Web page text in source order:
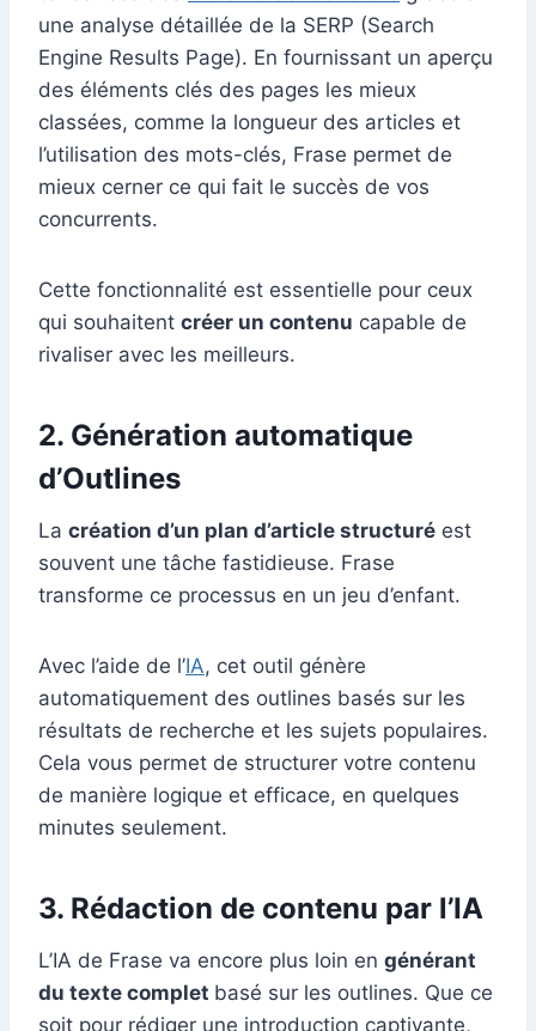
une analyse détaillée de la SERP (Search
Engine Results Page). En fournissant un aperçu
des éléments clés des pages les mieux
classées, comme la longueur des articles et
l’utilisation des mots-clés, Frase permet de
mieux cerner ce qui fait le succès de vos
concurrents.
Cette fonctionnalité est essentielle pour ceux
qui souhaitent créer un contenu capable de
rivaliser avec les meilleurs.
2. Génération automatique
d’Outlines
La création d’un plan d’article structuré est
souvent une tâche fastidieuse. Frase
transforme ce processus en un jeu d’enfant.
Avec l’aide de l’IA, cet outil génère
automatiquement des outlines basés sur les
résultats de recherche et les sujets populaires.
Cela vous permet de structurer votre contenu
de manière logique et efficace, en quelques
minutes seulement.
3. Rédaction de contenu par l’IA
L’IA de Frase va encore plus loin en générant
du texte complet basé sur les outlines. Que ce
soit pour rédiger une introduction captivante,